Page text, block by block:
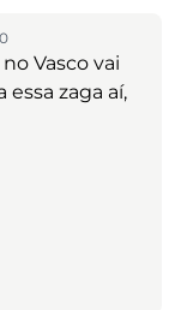
Vasco vai
zaga aí,